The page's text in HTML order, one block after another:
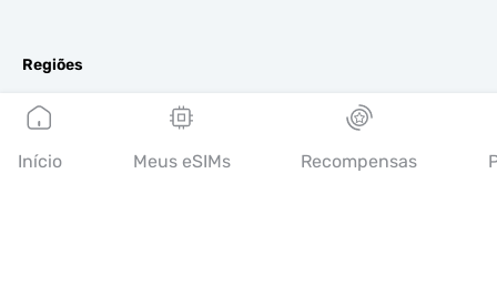
Regiões
eSIM para Europa
eSIM para Ásia
eSIM para Américas
Início Meus eSIMs Recompensas